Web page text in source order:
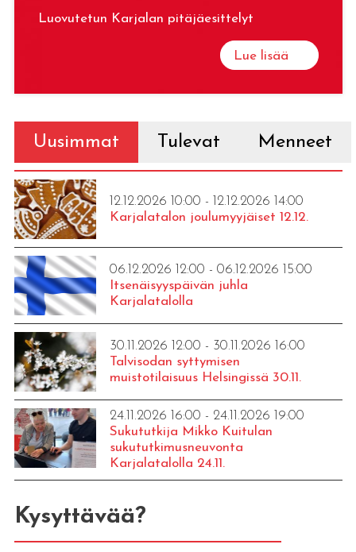
Luovutetun Karjalan pitäjäesittelyt
Lue lisää
Uusimmat Tulevat Menneet
12.12.2026 10:00 - 12.12.2026 14:00
Karjalatalon joulumyyjäiset 12.12.
06.12.2026 12:00 - 06.12.2026 15:00
Itsenäisyyspäivän juhla
Karjalatalolla
30.11.2026 12:00 - 30.11.2026 16:00
Talvisodan syttymisen
muistotilaisuus Helsingissä 30.11.
24.11.2026 16:00 - 24.11.2026 19:00
Sukututkija Mikko Kuitulan
sukututkimusneuvonta
Karjalatalolla 24.11.
Kysyttävää?